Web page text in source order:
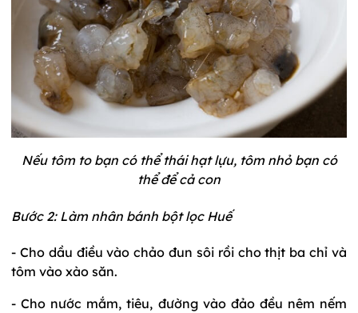
Nếu tôm to bạn có thể thái hạt lựu, tôm nhỏ bạn có
thể để cả con
Bước 2: Làm nhân bánh bột lọc Huế
- Cho dầu điều vào chảo đun sôi rồi cho thịt ba chỉ và
tôm vào xào săn.
- Cho nước mắm, tiêu, đường vào đảo đều nêm nếm